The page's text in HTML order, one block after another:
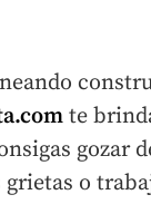
te
gozar
o